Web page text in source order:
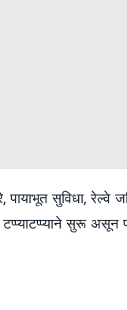
सुविधा, रेल्वे
टप्प्याटप्प्याने सुरू